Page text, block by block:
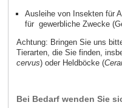
Ausleihe von Insekten für
für gewerbliche Zwecke
Achtung: Bringen Sie uns
Tierarten, die Sie finden,
cervus) oder Heldböcke (
Bei Bedarf wenden Sie